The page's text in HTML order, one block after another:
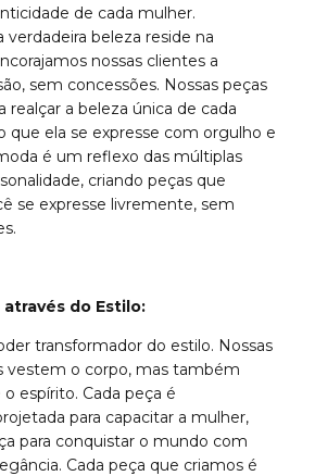
de cada mulher.
beleza reside na
nossas clientes a
sem concessões. Nossas peças
realçar a beleza única de cada
que ela se expresse com orgulho e
é um reflexo das múltiplas
criando peças que
se expresse livremente, sem
do Estilo:
transformador do estilo. Nossas
vestem o corpo, mas também
espírito. Cada peça é
para capacitar a mulher,
para conquistar o mundo com
Cada peça que criamos é